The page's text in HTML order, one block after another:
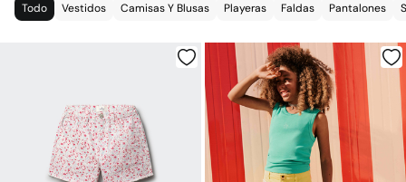
Todo Vestidos Camisas Y Blusas Playeras Faldas Pantalones